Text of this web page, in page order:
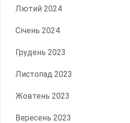
Лютий 2024
Січень 2024
Грудень 2023
Листопад 2023
Жовтень 2023
Вересень 2023